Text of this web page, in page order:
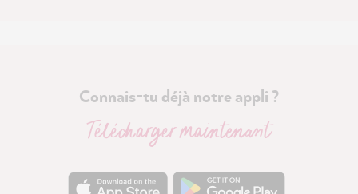
Connais-tu déjà notre appli ?
Télécharger maintenant